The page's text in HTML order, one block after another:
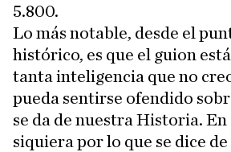
5.800.
Lo más notable, desde el
histórico, es que el guion
tanta inteligencia que no
pueda sentirse ofendido
se da de nuestra Historia. En
siquiera por lo que se dice